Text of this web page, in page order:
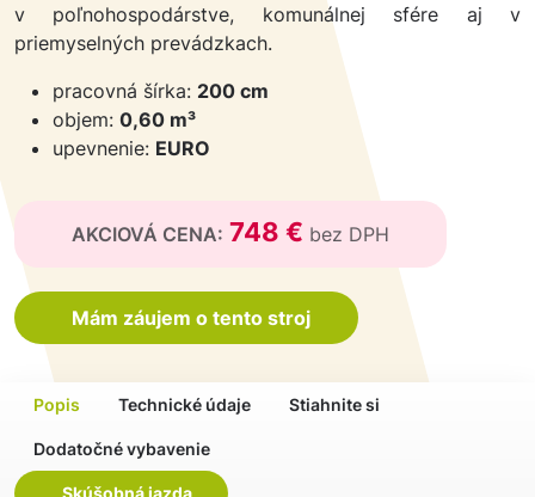
v poľnohospodárstve, komunálnej sfére aj v
priemyselných prevádzkach.
pracovná šírka: 200 cm
objem: 0,60 m³
upevnenie: EURO
AKCIOVÁ CENA: 748 € bez DPH
Mám záujem o tento stroj
Popis Technické údaje Stiahnite si
Dodatočné vybavenie
Skúšobná jazda